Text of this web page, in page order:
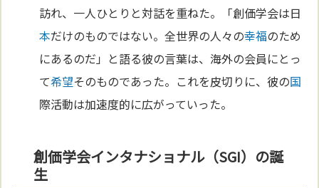
訪れ、一人ひとりと対話を重ねた。「創価学会は日
本だけのものではない。全世界の人々の幸福のため
にあるのだ」と語る彼の言葉は、海外の会員にとっ
て希望そのものであった。これを皮切りに、彼の国
際活動は加速度的に広がっていった。
創価学会インタナショナル（SGI）の誕
生